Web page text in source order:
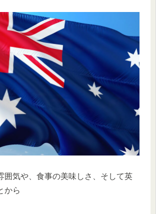
囲気や、食事の美味しさ、そして英
から